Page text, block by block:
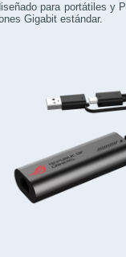
para portátiles y
Gigabit estándar.